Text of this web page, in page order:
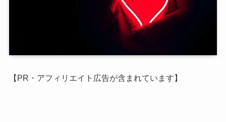
【PR・アフィリエイト広告が含まれています】